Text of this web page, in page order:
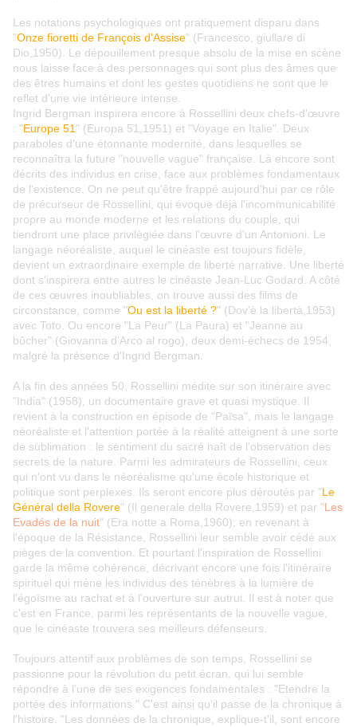
Les notations psychologiques ont pratiquement disparu dans
"Onze fioretti de François d'Assise" (Francesco, giullare di
Dio,1950). Le dépouillement presque absolu de la mise en scène
nous laisse face à des personnages qui sont plus des âmes que
des êtres humains et dont les gestes quotidiens ne sont que le
reflet d'une vie intérieure intense.
Ingrid Bergman inspirera encore à Rossellini deux chefs-d'œuvre
: "Europe 51 " (Europa 51,1951) et "Voyage en Italie". Deux
paraboles d'une étonnante modernité, dans lesquelles se
reconnaîtra la future "nouvelle vague" française. Là encore sont
décrits des individus en crise, face aux problèmes fondamentaux
de l'existence. On ne peut qu'être frappé aujourd'hui par ce rôle
de précurseur de Rossellini, qui évoque déjà l'incommunicabilité
propre au monde moderne et les relations du couple, qui
tiendront une place privilégiée dans l'œuvre d'un Antonioni. Le
langage néoréaliste, auquel le cinéaste est toujours fidèle,
devient un extraordinaire exemple de liberté narrative. Une liberté
dont s'inspirera entre autres le cinéaste Jean-Luc Godard. A côté
de ces œuvres inoubliables, on trouve aussi des films de
circonstance, comme "Ou est la liberté ?" (Dov'è la libertà,1953)
avec Toto. Ou encore "La Peur" (La Paura) et "Jeanne au
bûcher" (Giovanna d'Arco al rogo), deux demi-échecs de 1954,
malgré la présence d'Ingrid Bergman.
A la fin des années 50, Rossellini médite sur son itinéraire avec
"India" (1958), un documentaire grave et quasi mystique. Il
revient à la construction en épisode de "Païsa", mais le langage
néoréaliste et l'attention portée à la réalité atteignent à une sorte
de sublimation : le sentiment du sacré naît de l'observation des
secrets de la nature. Parmi les admirateurs de Rossellini, ceux
qui n'ont vu dans le néoréalisme qu'une école historique et
politique sont perplexes. Ils seront encore plus déroutés par "Le
Général della Rovere" (Il generale della Rovere,1959) et par "Les
Evadés de la nuit" (Era notte a Roma,1960); en revenant à
l'époque de la Résistance, Rossellini leur semble avoir cédé aux
pièges de la convention. Et pourtant l'inspiration de Rossellini
garde la même cohérence, décrivant encore une fois l'itinéraire
spirituel qui mène les individus des ténèbres à la lumière de
l'égoïsme au rachat et à l'ouverture sur autrui. Il est à noter que
c'est en France, parmi les représentants de la nouvelle vague,
que le cinéaste trouvera ses meilleurs défenseurs.
Toujours attentif aux problèmes de son temps, Rossellini se
passionne pour la révolution du petit écran, qui lui semble
répondre à l'une de ses exigences fondamentales : "Etendre la
portée des informations." C'est ainsi qu'il passe de la chronique à
l'histoire. "Les données de la chronique, explique-t'il, sont encore